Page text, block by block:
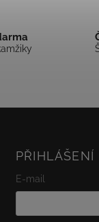
PŘIHLÁŠENÍ
E-mail